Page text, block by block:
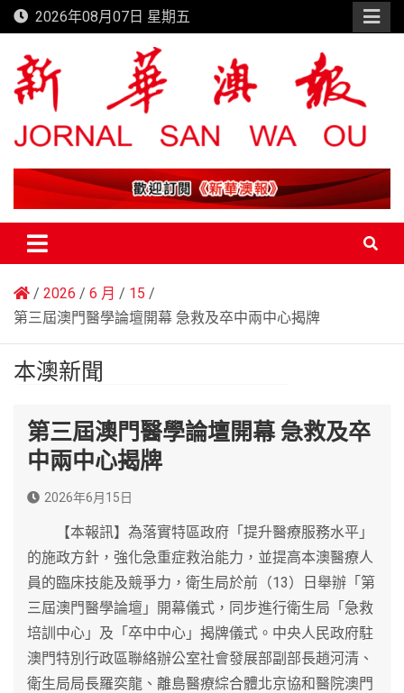
Skip
to
content
2026年08月07日 星期五
新華澳報
2026 6 月
15
第三屆澳門醫學論壇開幕 急救及卒中兩中心揭牌
本澳新聞
第三屆澳門醫學論壇開幕 急救及卒
中兩中心揭牌
2026年6月15日
【本報訊】為落實特區政府「提升醫療服務水平」
的施政方針，強化急重症救治能力，並提高本澳醫療人
員的臨床技能及競爭力，衛生局於前（13）日舉辦「第
三屆澳門醫學論壇」開幕儀式，同步進行衛生局「急救
培訓中心」及「卒中中心」揭牌儀式。中央人民政府駐
澳門特別行政區聯絡辦公室社會發展部副部長趙河清、
衛生局局長羅奕龍、離島醫療綜合體北京協和醫院澳門